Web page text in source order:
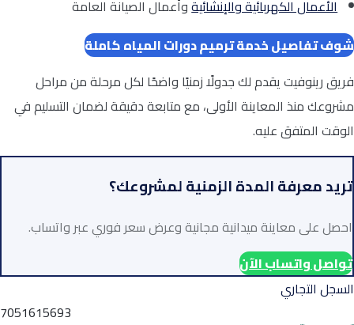
الأعمال الكهربائية والإنشائيةوأعمال الصيانة العامة
شوف تفاصيل خدمة ترميم دورات المياه كاملة
فريق رينوفيت يقدم لك جدولًا زمنيًا واضحًا لكل مرحلة من مراحل
مشروعك منذ المعاينة الأولى، مع متابعة دقيقة لضمان التسليم في
الوقت المتفق عليه.
تريد معرفة المدة الزمنية لمشروعك؟
احصل على معاينة ميدانية مجانية وعرض سعر فوري عبر واتساب.
تواصل واتساب الآن
السجل التجاري
7051615693